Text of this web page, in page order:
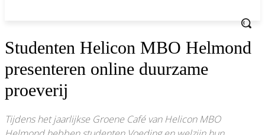
Studenten Helicon MBO Helmond
presenteren online duurzame
proeverij
Tijdens het jaarlijkse Groene Café van Helicon MBO